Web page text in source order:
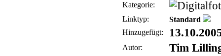
Kategorie:
Linktyp:
Standard
Hinzugefügt:
Autor: Tim